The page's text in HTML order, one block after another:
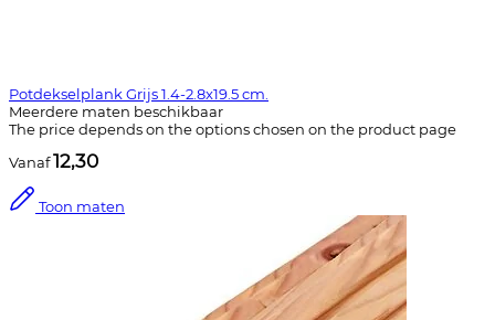
Potdekselplank Grijs 1.4-2.8x19.5 cm.
Meerdere maten beschikbaar
The price depends on the options chosen on the product page
Vanaf12,30
Toon maten